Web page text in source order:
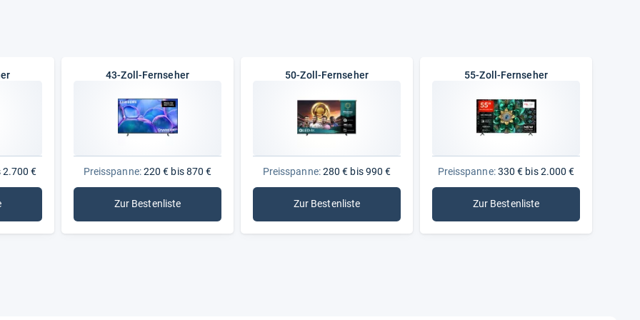
Energieeffizienz (SDR)
Gewicht
Stromverbrauch HDR (1000 Stunden)
Vesa-Norm 300 x 200
Extras
€
Fernseher
43-Zoll-Fernseher
Preisspanne:220 € bis 870 €
Zur Bestenliste: 43-Zoll-Fernseher
50-Zoll-Fernseher
Preisspanne:280 € bis 990 €
Zur Bestenliste: 50-Zoll-Fernseher
55-Zoll-Fernseher
Preisspanne:330 € bis 2.000 €
Zur Bestenliste: 55-Zoll-Fernseher